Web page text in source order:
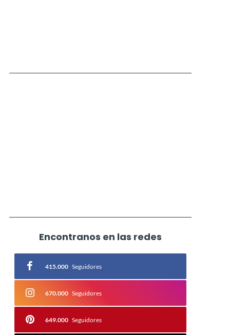
Encontranos en las redes
415.000 Seguidores
670.000 Seguidores
649.000 Seguidores